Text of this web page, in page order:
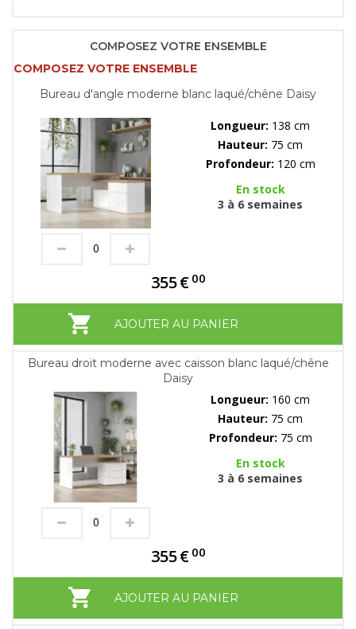
COMPOSEZ VOTRE ENSEMBLE
COMPOSEZ VOTRE ENSEMBLE
Bureau d'angle moderne blanc laqué/chêne Daisy
Longueur: 138 cm
Hauteur: 75 cm
Profondeur: 120 cm
En stock
3 à 6 semaines
355€ 00
AJOUTER AU PANIER
Bureau droit moderne avec caisson blanc laqué/chêne
Daisy
Longueur: 160 cm
Hauteur: 75 cm
Profondeur: 75 cm
En stock
3 à 6 semaines
355€ 00
AJOUTER AU PANIER